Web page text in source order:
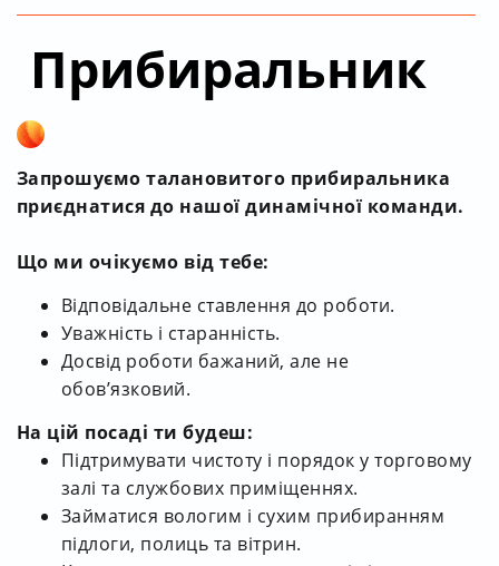
Прибиральник
Запрошуємо талановитого прибиральника
приєднатися до нашої динамічної команди.
Що ми очікуємо від тебе:
Відповідальне ставлення до роботи.
Уважність і старанність.
Досвід роботи бажаний, але не
обов’язковий.
На цій посаді ти будеш:
Підтримувати чистоту і порядок у торговому
залі та службових приміщеннях.
Займатися вологим і сухим прибиранням
підлоги, полиць та вітрин.